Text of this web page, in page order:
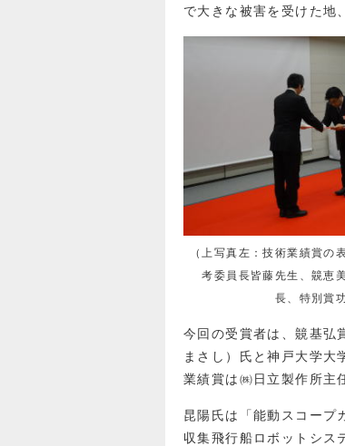
で大きな被害を受けた地
（上写真左：技術業績賞
考委員長皆藤先生、竸恵
長、特別賞
今回の受賞者は、竸基
まさし）氏と神戸大学
業績賞は㈱日立製作所主
昆陽氏は「能動スコープ
収集飛行船ロボットシス